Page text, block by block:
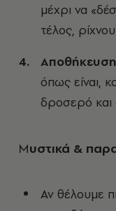
μέχρι να
τέλος,
όπως είναι,
δροσερό και
Μυστικά &
Αν θέλουμε